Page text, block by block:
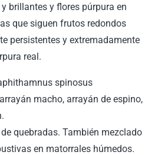
brillantes y flores púrpura en
que siguen frutos redondos
persistentes y extremadamente
real.
spinosus
macho, arrayán de espino,
quebradas. También mezclado
en matorrales húmedos.